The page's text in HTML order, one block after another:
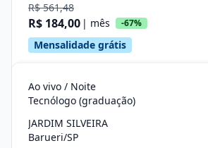
R$ 561,48
R$ 184,00 | mês -67%
Mensalidade grátis
Ao vivo / Noite
Tecnólogo (graduação)
JARDIM SILVEIRA
Barueri/SP